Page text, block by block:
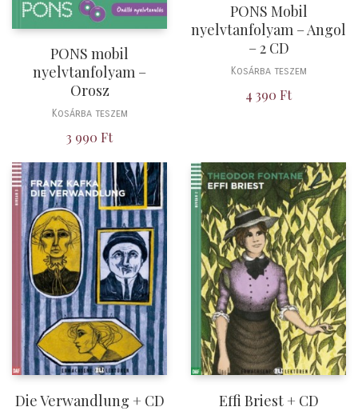
PONS mobil
nyelvtanfolyam –
Orosz
Kosárba teszem
3 990 Ft
PONS Mobil
nyelvtanfolyam – Angol
– 2 CD
Kosárba teszem
4 390 Ft
Die Verwandlung + CD Effi Briest + CD